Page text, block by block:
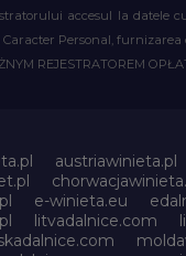
accesul la datele
Personal,
REJESTRATOREM
austriawinieta.pl
e-winieta.eu
litvadalnice.com